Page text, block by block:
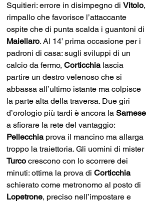
Squitieri: errore in disimpegno di Vitolo,
rimpallo che favorisce l’attaccante
ospite che di punta scalda i guantoni di
Maiellaro. Al 14’ prima occasione per i
padroni di casa: sugli sviluppi di un
calcio da fermo, Corticchia lascia
partire un destro velenoso che si
abbassa all’ultimo istante ma colpisce
la parte alta della traversa. Due giri
d’orologio più tardi è ancora la Sarnese
a sfiorare la rete del vantaggio:
Pellecchia prova il mancino ma allarga
troppo la traiettoria. Gli uomini di mister
Turco crescono con lo scorrere dei
minuti: ottima la prova di Corticchia
schierato come metronomo al posto di
Lopetrone, preciso nell’impostare e